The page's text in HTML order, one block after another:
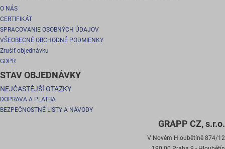
O NÁS
CERTIFIKÁT
SPRACOVANIE OSOBNÝCH ÚDAJOV
VŠEOBECNÉ OBCHODNÉ PODMIENKY
Zrušiť objednávku
GDPR
STAV OBJEDNÁVKY
NEJČASTĚJŠÍ OTAZKY
DOPRAVA A PLATBA
BEZPEČNOSTNÉ LISTY A NÁVODY
GRAPP CZ, s.r.o.
V Novém Hloubětíně 874/12